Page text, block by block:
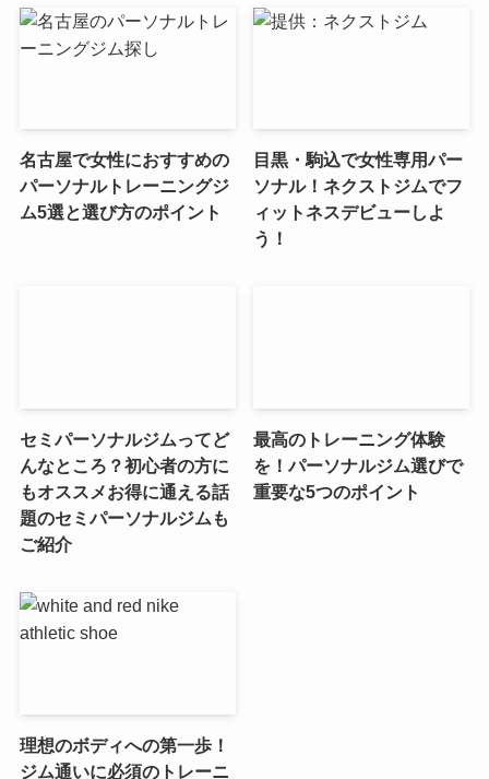
名古屋で女性におすすめの
パーソナルトレーニングジ
ム5選と選び方のポイント
目黒・駒込で女性専用パー
ソナル！ネクストジムでフ
ィットネスデビューしよ
う！
セミパーソナルジムってど
んなところ？初心者の方に
もオススメお得に通える話
題のセミパーソナルジムも
ご紹介
最高のトレーニング体験
を！パーソナルジム選びで
重要な5つのポイント
理想のボディへの第一歩！
ジム通いに必須のトレーニ